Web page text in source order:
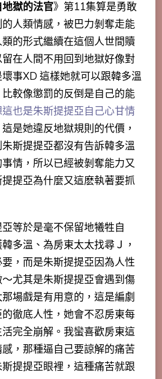
獄的法官》第11集算是勇敢
人類情感，被巴力剝奪走能
的形式繼續在這個人世間贖
在人間不用回到地獄好像對
事XD 這樣她就可以跟韓多溫
較像懲罰的反倒是自己的能
也是朱斯提提亞自己心甘情
這是她違反地獄規則的代價，
斯提提亞都沒有告訴韓多溫
情，所以已經被剝奪能力又
提亞為什麼又這麽執著要抓
等於是毫不保留地犧牲自
多溫、為房東太太找尋Ｊ，
，而是朱斯提提亞因為人性
～尤其是朱斯提提亞會遇到傷
場戲是有用意的，這是編劇
徹底人性，她會不忍房東每
完全崩解。我蠻喜歡房東這
，那種逼自己要諒解的痛苦
提提亞眼裡，這種痛苦就跟